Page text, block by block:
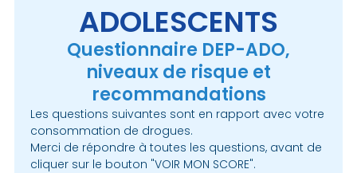
ADOLESCENTS
Questionnaire DEP-ADO,
niveaux de risque et
recommandations
Les questions suivantes sont en rapport avec votre
consommation de drogues.
Merci de répondre à toutes les questions, avant de
cliquer sur le bouton "VOIR MON SCORE".